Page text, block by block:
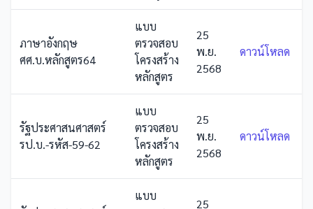
ภาษาอังกฤษ
ศศ.บ.หลักสูตร64
แบบ
ตรวจสอบ
โครงสร้าง
หลักสูตร
25
พ.ย.
2568
ดาวน์โหลด
รัฐประศาสนศาสตร์
รป.บ.-รหัส-59-62
แบบ
ตรวจสอบ
โครงสร้าง
หลักสูตร
25
พ.ย.
2568
ดาวน์โหลด
แบบ
25